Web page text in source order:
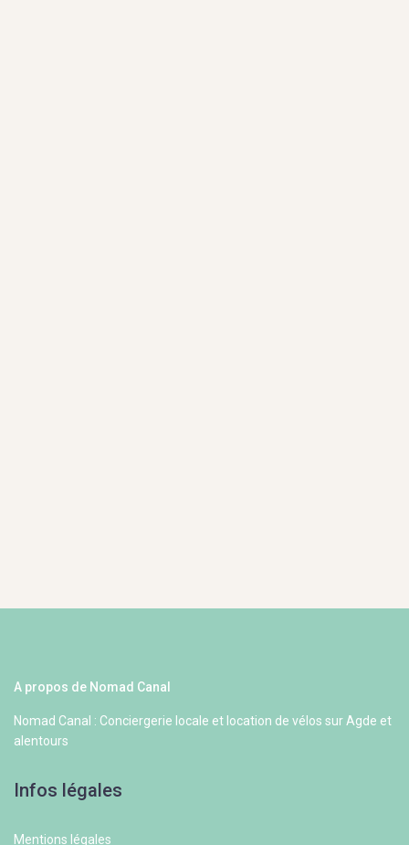
A propos de Nomad Canal
Nomad Canal : Conciergerie locale et location de vélos sur Agde et
alentours
Infos légales
Mentions légales